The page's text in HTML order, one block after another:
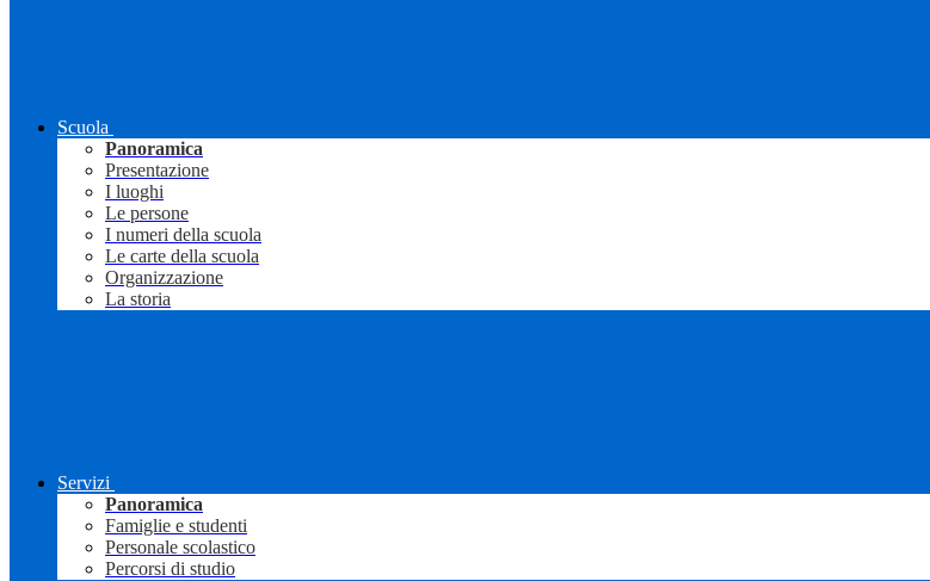
Scuola
Panoramica
Presentazione
I luoghi
Le persone
I numeri della scuola
Le carte della scuola
Organizzazione
La storia
Servizi
Panoramica
Famiglie e studenti
Personale scolastico
Percorsi di studio